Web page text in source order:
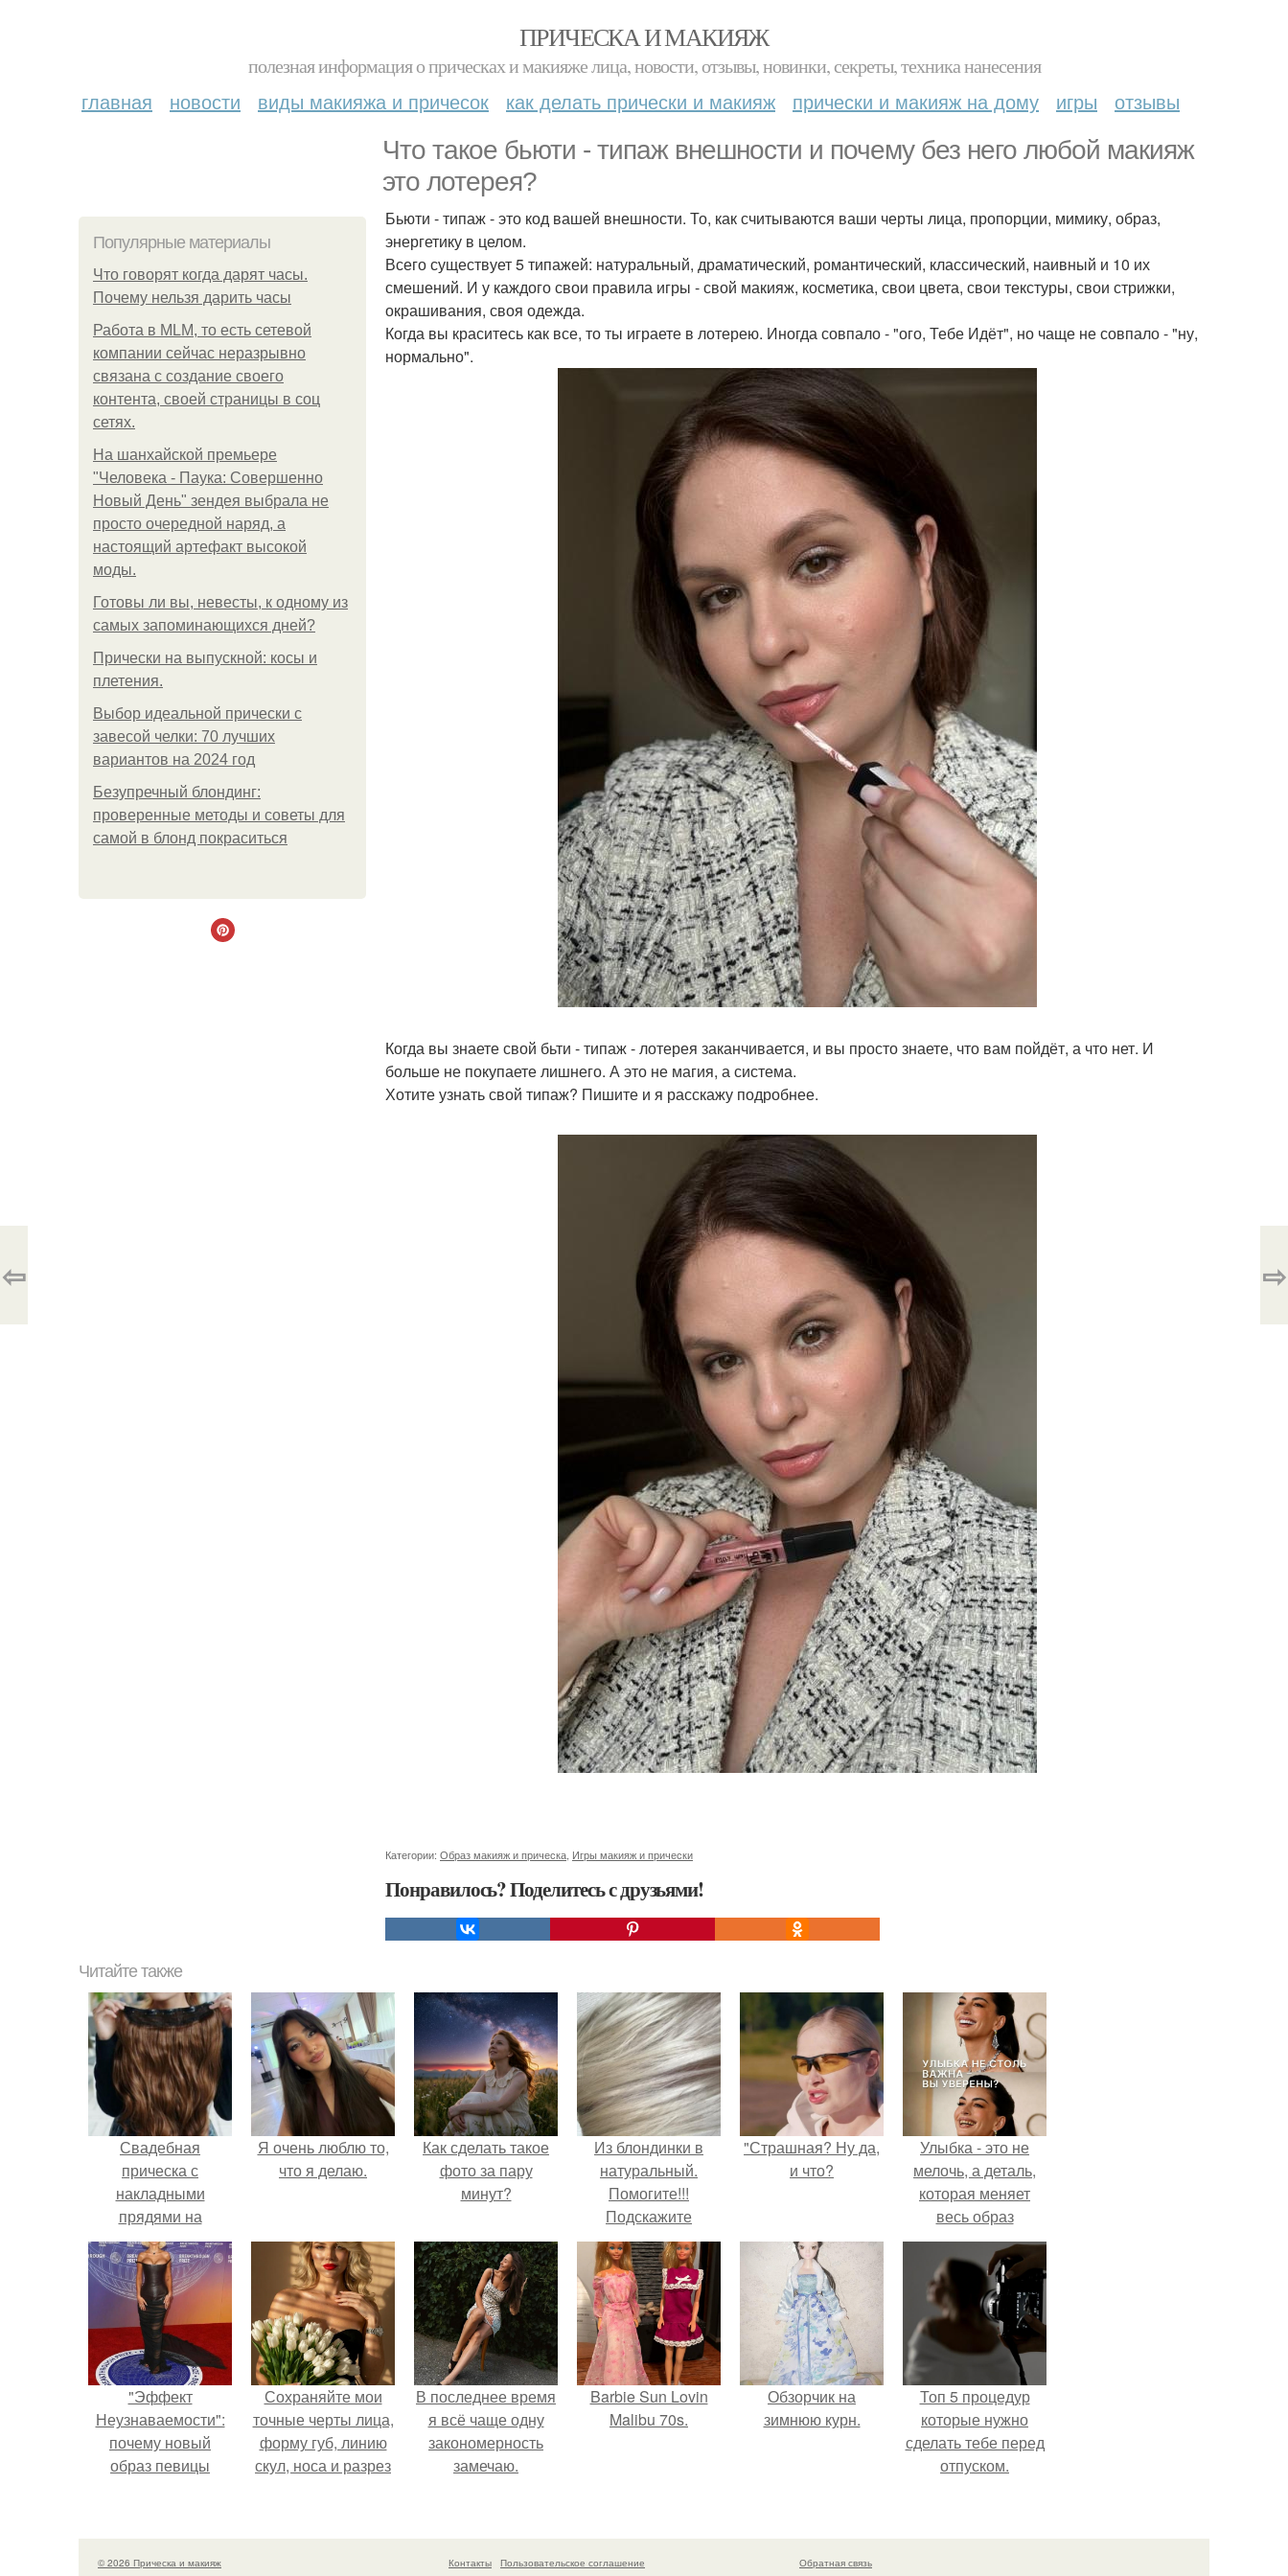
ПРИЧЕСКА И МАКИЯЖ
полезная информация о прическах и макияже лица, новости, отзывы, новинки, секреты, техника нанесения
главная новости виды макияжа и причесок как делать прически и макияж прически и макияж на дому игры отзывы
Что такое бьюти - типаж внешности и почему без него любой макияж
это лотерея?
Популярные материалы
Что говорят когда дарят часы.
Почему нельзя дарить часы
Работа в MLM, то есть сетевой
компании сейчас неразрывно
связана с создание своего
контента, своей страницы в соц
сетях.
На шанхайской премьере
"Человека - Паука: Совершенно
Новый День" зендея выбрала не
просто очередной наряд, а
настоящий артефакт высокой
моды.
Готовы ли вы, невесты, к одному из
самых запоминающихся дней?
Прически на выпускной: косы и
плетения.
Выбор идеальной прически с
завесой челки: 70 лучших
вариантов на 2024 год
Безупречный блондинг:
проверенные методы и советы для
самой в блонд покраситься
Бьюти - типаж - это код вашей внешности. То, как считываются ваши черты лица, пропорции, мимику, образ,
энергетику в целом.
Всего существует 5 типажей: натуральный, драматический, романтический, классический, наивный и 10 их
смешений. И у каждого свои правила игры - свой макияж, косметика, свои цвета, свои текстуры, свои стрижки,
окрашивания, своя одежда.
Когда вы краситесь как все, то ты играете в лотерею. Иногда совпало - "ого, Тебе Идёт", но чаще не совпало - "ну,
нормально".
Когда вы знаете свой бьти - типаж - лотерея заканчивается, и вы просто знаете, что вам пойдёт, а что нет. И
больше не покупаете лишнего. А это не магия, а система.
Хотите узнать свой типаж? Пишите и я расскажу подробнее.
Категории: Образ макияж и прическа Игры макияж и прически
Понравилось? Поделитесь с друзьями!
⇦ ⇨
Читайте также
Свадебная
прическа с
накладными
прядями на
заколках. Роль
накладных прядей
в создании
свадебной
прически
Я очень люблю то,
что я делаю.
Как сделать такое
фото за пару
минут?
Из блондинки в
натуральный.
Помогите!!!
Подскажите
формулу, из
блондинки в светло
русую
"Страшная? Ну да,
и что?
Улыбка - это не
мелочь, а деталь,
которая меняет
весь образ
человека.
"Эффект
Неузнаваемости":
почему новый
образ певицы
возможного?
Сохраняйте мои
точные черты лица,
форму губ, линию
скул, носа и разрез
В последнее время
я всё чаще одну
закономерность
замечаю.
Barbie Sun Lovin
Malibu 70s.
Обзорчик на
зимнюю курн.
Топ 5 процедур
которые нужно
сделать тебе перед
отпуском.
© 2026 Прическа и макияж Контакты Пользовательское соглашение Обратная связь